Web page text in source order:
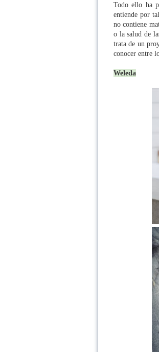
Todo ello ha
entiende por
no contiene
o la salud de
trata de un
conocer entre
Weleda